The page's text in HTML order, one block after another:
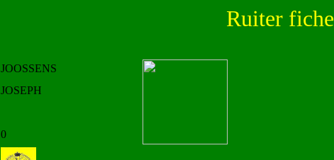
Ruiter fiche
JOOSSENS
JOSEPH
0